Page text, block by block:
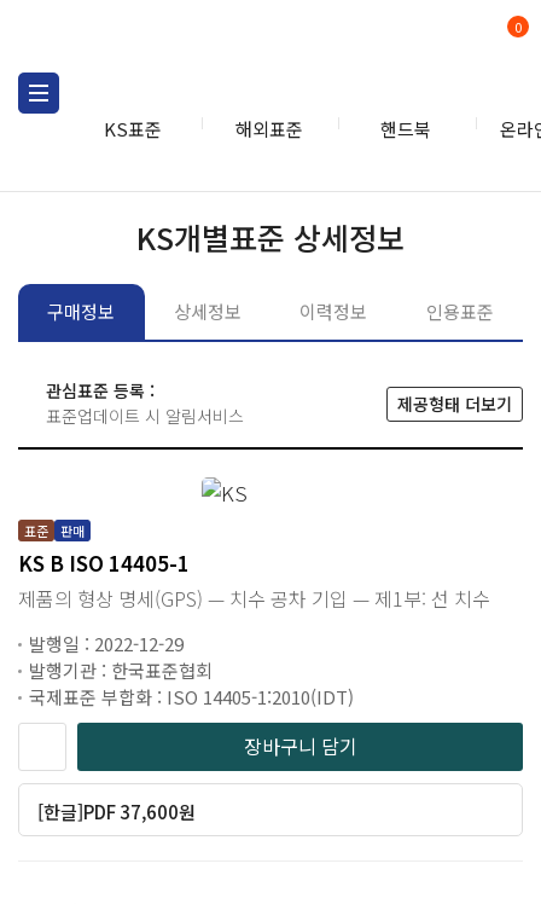
KS표준 해외표준 핸드북 온라
0
KS개별표준 상세정보
구매정보 상세정보 이력정보 인용표준
관심표준 등록 :
표준업데이트 시 알림서비스
제공형태 더보기
표준 판매
KS B ISO 14405-1
제품의 형상 명세(GPS) — 치수 공차 기입 — 제1부: 선 치수
발행일 : 2022-12-29
발행기관 : 한국표준협회
국제표준 부합화 : ISO 14405-1:2010(IDT)
장바구니 담기
[한글]PDF 37,600원